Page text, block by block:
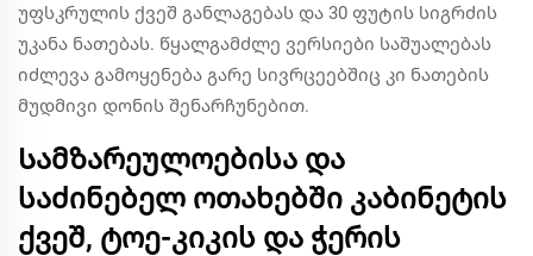
უფსკრულის ქვეშ განლაგებას და 30 ფუტის სიგრძის
უკანა ნათებას. წყალგამძლე ვერსიები საშუალებას
იძლევა გამოყენება გარე სივრცეებშიც კი ნათების
მუდმივი დონის შენარჩუნებით.
Სამზარეულოებისა და
საძინებელ ოთახებში კაბინეტის
ქვეშ, ტოე-კიკის და ჭერის